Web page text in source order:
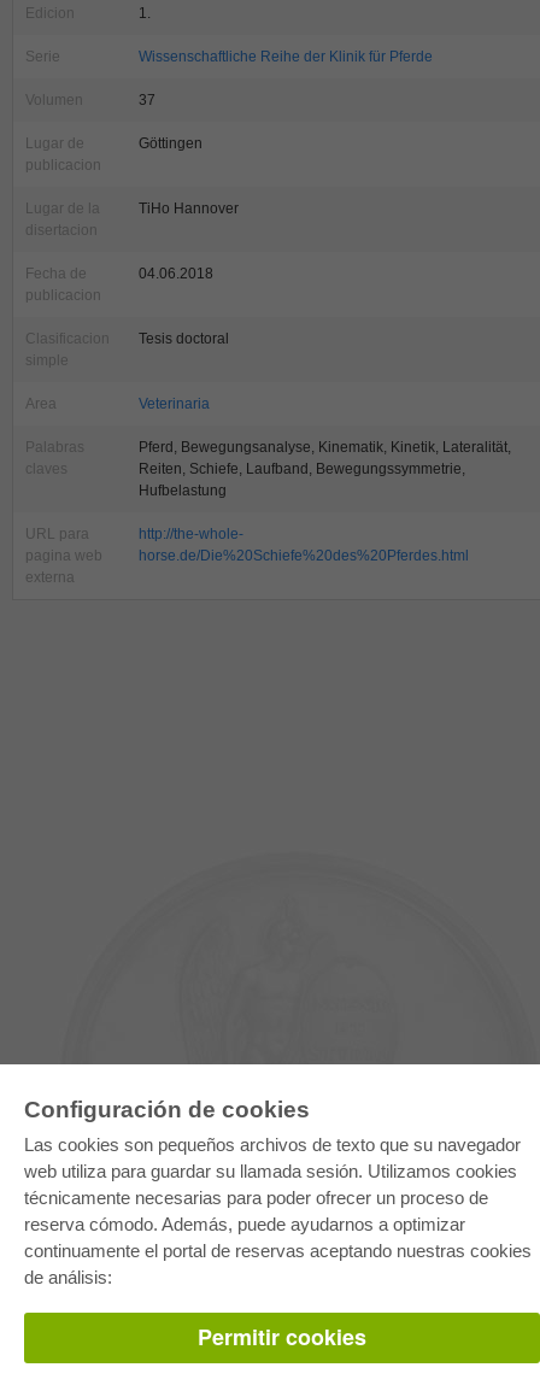
Configuración de cookies
Las cookies son pequeños archivos de texto que su navegador
web utiliza para guardar su llamada sesión. Utilizamos cookies
técnicamente necesarias para poder ofrecer un proceso de
reserva cómodo. Además, puede ayudarnos a optimizar
continuamente el portal de reservas aceptando nuestras cookies
de análisis:
Permitir cookies
Edicion 1.
Serie Wissenschaftliche Reihe der Klinik für Pferde
Volumen 37
Lugar de
publicacion
Göttingen
Lugar de la
disertacion
TiHo Hannover
Fecha de
publicacion
04.06.2018
Clasificacion
simple
Tesis doctoral
Area Veterinaria
Palabras
claves
Pferd, Bewegungsanalyse, Kinematik, Kinetik, Lateralität,
Reiten, Schiefe, Laufband, Bewegungssymmetrie,
Hufbelastung
URL para
pagina web
externa
http://the-whole-
horse.de/Die%20Schiefe%20des%20Pferdes.html
Paquete entero
Paquete de especialidades
Pick & Choose
Facilitación de E-Books
Preguntas mas frequentes(FAQ)
Condiciones